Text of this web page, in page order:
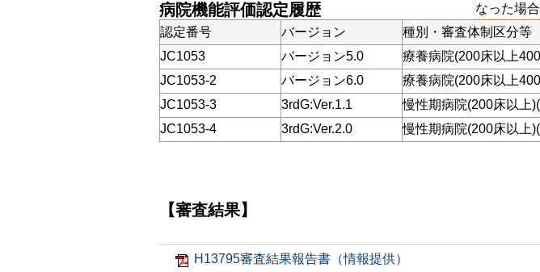
病院機能評価認定履歴
なった場
認定番号
バージョン 種別・審査体制区分等
JC1053
バージョン5.0 療養病院(200床以上
JC1053-2
バージョン6.0 療養病院(200床以上
JC1053-3
3rdG:Ver.1.1 慢性期病院(200床以上
JC1053-4
3rdG:Ver.2.0 慢性期病院(200床以上
【審査結果】
H13795審査結果報告書（情報提供）